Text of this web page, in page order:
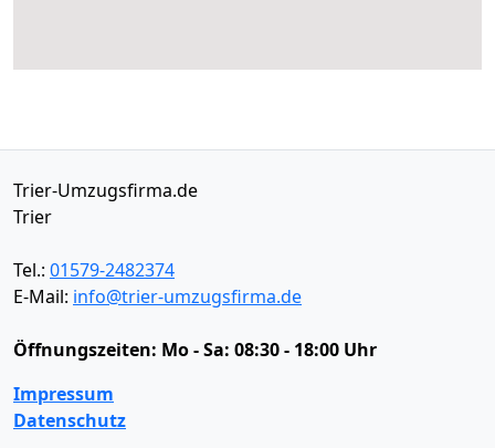
Trier-Umzugsfirma.de
Trier
Tel.: 01579-2482374
E-Mail: info@trier-umzugsfirma.de
Öffnungszeiten: Mo - Sa: 08:30 - 18:00 Uhr
Impressum
Datenschutz